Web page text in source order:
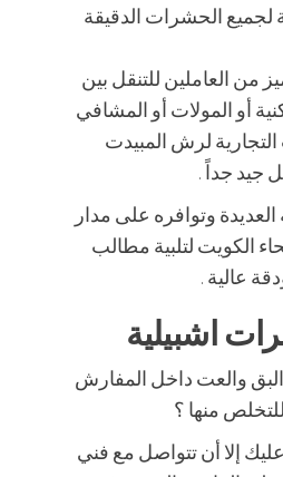
لجميع الحشرات الدقيقة
من العاملين للتنقل بين
أو المولات أو المشافي
لرش المبيدت
جيد جداً .
العديدة وتوافره على مدار
الكويت لتلبية مطالب
عالية .
اشبيلية
والعت داخل المفارش
منها ؟
إلا أن تتواصل مع فني